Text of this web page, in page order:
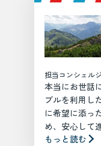
担当コンシェル
本当にお世話
ブルを利用し
に希望に添っ
め、安心して
もっと読む